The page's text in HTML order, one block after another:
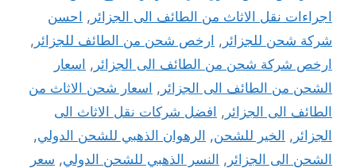
اجراءات نقل الاثاث من الطائف الى الجزائر , احسن
شركة شحن للجزائر , ارخص شحن من الطائف للجزائر ,
ارخص شركة شحن من الطائف الى الجزائر , اسعار
الشحن من الطائف الى الجزائر , اسعار شحن الاثاث من
الطائف الى الجزائر , افضل شركات نقل الاثاث الى
الجزائر , الخير للشحن, الرهوان الذهبي للشحن الدولي,
الشحن الى الجزائر , النسر الذهبي للشحن الدولي, سعر